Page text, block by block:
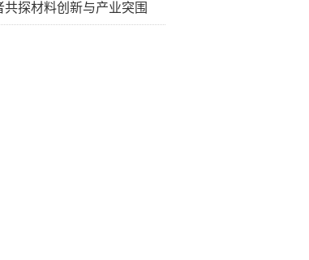
共探材料创新与产业突围